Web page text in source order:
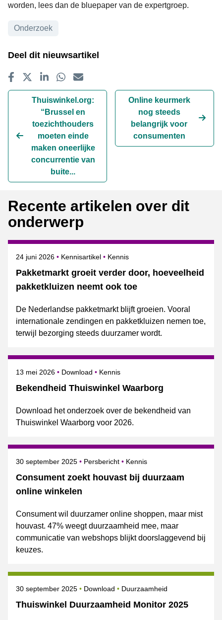
worden, lees dan de bluepaper van de expertgroep.
Onderwerpen
Onderzoek
Deel dit nieuwsartikel
Delen op Facebook
TweetDelen op LinkedIn
Delen op WhatsApp
E-mailadres
Thuiswinkel.org:
“Brussel en
toezichthouders
moeten einde
maken oneerlijke
concurrentie van
buite...
Online keurmerk
nog steeds
belangrijk voor
consumenten
Recente artikelen over dit
onderwerp
Pakketmarkt groeit verder door, hoeveelheid
pakketkluizen neemt ook toe
Gepubliceerd op
24 juni 2026 Kennisartikel Onderwerpen
Kennis
De Nederlandse pakketmarkt blijft groeien. Vooral
internationale zendingen en pakketkluizen nemen toe,
terwijl bezorging steeds duurzamer wordt.
Bekendheid Thuiswinkel Waarborg
Gepubliceerd op
13 mei 2026 Download Onderwerpen
Kennis
Download het onderzoek over de bekendheid van
Thuiswinkel Waarborg voor 2026.
Consument zoekt houvast bij duurzaam
online winkelen
Gepubliceerd op
30 september 2025 Categorie
Persbericht Onderwerpen
Kennis
Consument wil duurzamer online shoppen, maar mist
houvast. 47% weegt duurzaamheid mee, maar
communicatie van webshops blijkt doorslaggevend bij
keuzes.
Thuiswinkel Duurzaamheid Monitor 2025
Gepubliceerd op
30 september 2025 Download Onderwerpen
Duurzaamheid